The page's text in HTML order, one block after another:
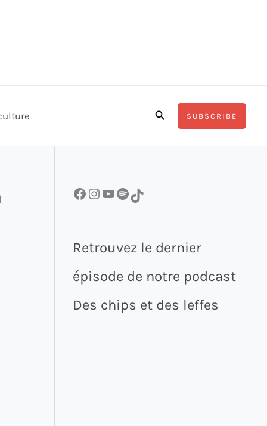
RechercherSUBSCRIBE
Facebook InstagramYouTube Spotify TikTok
Retrouvez le dernier
épisode de notre podcast
Des chips et des leffes